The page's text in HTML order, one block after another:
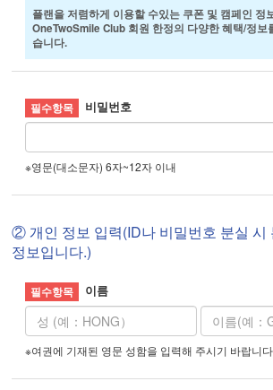
플랜을 저렴하게 이용할 수있는 쿠폰 및 캠페인 정
OneTwoSmile Club 회원 한정의 다양한 혜택/정보
습니다.
비밀번호
※영문(대소문자) 6자~12자 이내
② 개인 정보 입력(ID나 비밀번호 분실 시
정보입니다.)
이름
※여권에 기재된 영문 성함을 입력해 주시기 바랍니